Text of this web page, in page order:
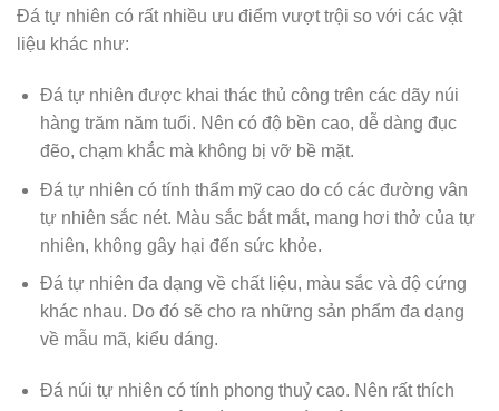
Đá tự nhiên có rất nhiều ưu điểm vượt trội so với các vật
liệu khác như:
Đá tự nhiên được khai thác thủ công trên các dãy núi
hàng trăm năm tuổi. Nên có độ bền cao, dễ dàng đục
đẽo, chạm khắc mà không bị vỡ bề mặt.
Đá tự nhiên có tính thẩm mỹ cao do có các đường vân
tự nhiên sắc nét. Màu sắc bắt mắt, mang hơi thở của tự
nhiên, không gây hại đến sức khỏe.
Đá tự nhiên đa dạng về chất liệu, màu sắc và độ cứng
khác nhau. Do đó sẽ cho ra những sản phẩm đa dạng
về mẫu mã, kiểu dáng.
Đá núi tự nhiên có tính phong thuỷ cao. Nên rất thích